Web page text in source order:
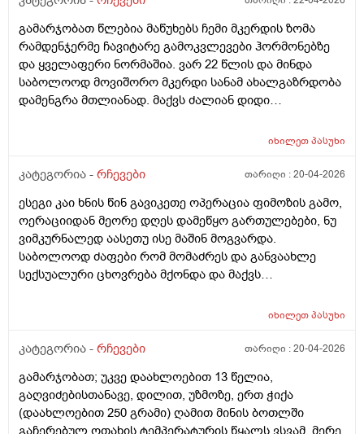
ᲗიᲗქოს იᲗიᲨებაო და ეგეᲗირაგაცდა მსუბუქი
გულის რევის ᲨეგრᲫნება რიცა ესე ყოველდᲦიურად
არ მემარᲗებოდა Ჩემი ᲗანამაᲨრომელი მეუბნევა
დაბალი ჰემგლობონი გაქო და ან Შაქარიო და
სისხლოს ანალიზი გაიკეᲗე იქ გამოᲩნდებაოდა
სისხლის ანალიზᲨი რანაირად გამოᲩნდება და ან
გიᲦებენ და გისინჯავენ მანდაც Ჩანს ჰემოგლობინი
მაᲦალი ესენი რო გავიკეᲗო გამოᲩნდება? ან სხვა რა
ანალიზი გავიკეᲗო ხომარნიცი მიᲗხარიᲗ რა
მომარჩინა და როდესაც ვარჯიში დავიწყე გამიარა
წელის ტკივილებმა. უბრალოდ თუ სახლში ვარ და
არასწორად რაიმე სიმძიმეს ავწევ ან არ ვვარჯიშობ იმ
დღეს მხოლოდ მაშინ მაწუხებს წელი და რა ვქნა ვერ
გავიგე რით შეგიძლიათ დამეხმაროთ და
გამარჯობათ წლებია მაწუხებს ჩემი მკერდის ზომა
რამდენჯერმე ჩავიტარე გამოკვლევები ჰორმონებზე
და ყველაფერი ნორმაშია. ვარ 22 წლის და მინდა
საბოლოოდ მოვიშორო მკერდი სანამ ახალგაზრდობა
დამენგრა მთლიანად. მაქვს ძალიან დიდი
ვიმკურნალო ქუთაისში და ჩავიტარო პლასტიკური
შეცვლის ჩენც ცხოვრებას. რომელ კლინიკას ან
იხილეთპასუხი
კატეგორია - რჩევები თარიღი :20-04-2026
ესეგი კაი ხნის წინ გავიკეთე ოპერაცია ფიმოზის გამო,
ოერაციიდან მეორე დღეს დამეწყო გართულებები, ნუ
ვიმკურნალედ აასეთუ ისე მაშინ მოგვარდა.
საბოლოოდ ძაფები რომ მომაძრეს და განვაახლე
სექსუალური ცხოვრება მქონდა და მაქვს
შეწითლება ყრუ წვის შეგრძნება) თან ვიზუალურადაც
ხოდა ვეღარ ჩამოვყალიბდი უროლოგს უნდა
საქართველოში უროლოგიის ცენტრის გარდა
არსებობს მამაკაცის პლასტიკა ან რეკონსტეუქცია?
იხილეთპასუხი
კატეგორია - რჩევები თარიღი :20-04-2026
გამარჯობათ; უკვე დაახლოებით 13 წელია,
გაღვიძებისთანავე, დილით, უზმოზე, ერთ ჭიქა
(დაახლოებით 250 გრამი) ღამით მინის ბოთლში